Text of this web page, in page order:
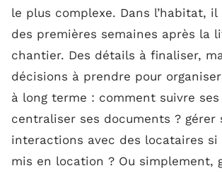
le plus complexe. Dans l’habitat, il
des premières semaines après la
chantier. Des détails à finaliser,
décisions à prendre pour
à long terme : comment suivre ses
centraliser ses documents ? gérer
interactions avec des locataires
mis en location ? Ou simplement,